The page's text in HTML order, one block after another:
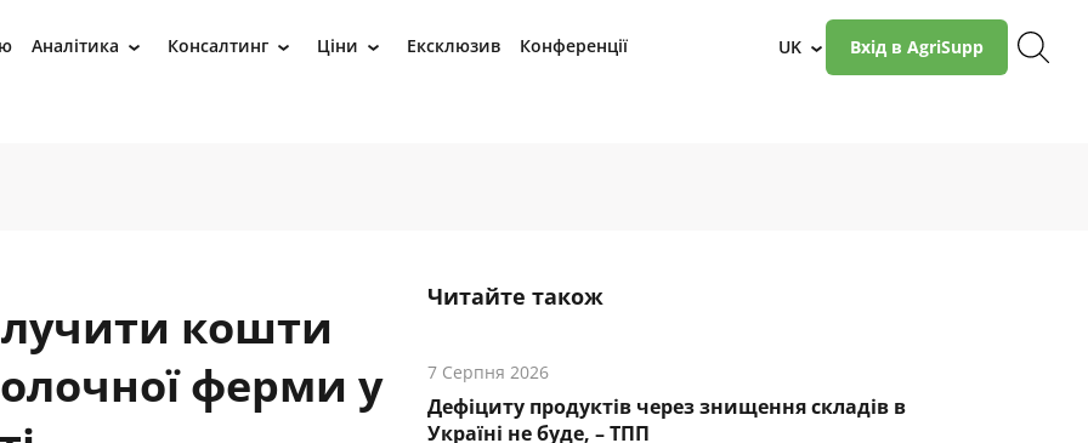
Аналітика › Консалтинг › Ціни › Ексклюзив Конференції UK › Вхід в AgriSupp
кошти
ферми у
Читайте також
7 Серпня 2026
Дефіциту продуктів через знищення складів в
Україні не буде, – ТПП